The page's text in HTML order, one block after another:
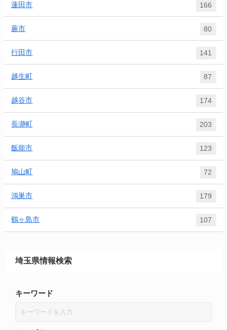
蓮田市 166
蕨市 80
行田市 141
越生町 87
越谷市 174
長瀞町 203
飯能市 123
鳩山町 72
鴻巣市 179
鶴ヶ島市 107
埼玉県情報検索
キーワード